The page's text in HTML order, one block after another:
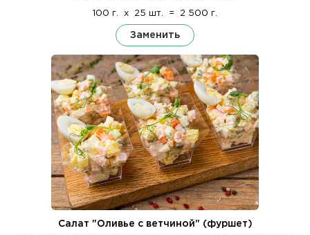
100 г. x 25 шт. = 2 500 г.
Заменить
Салат "Оливье с ветчиной" (фуршет)